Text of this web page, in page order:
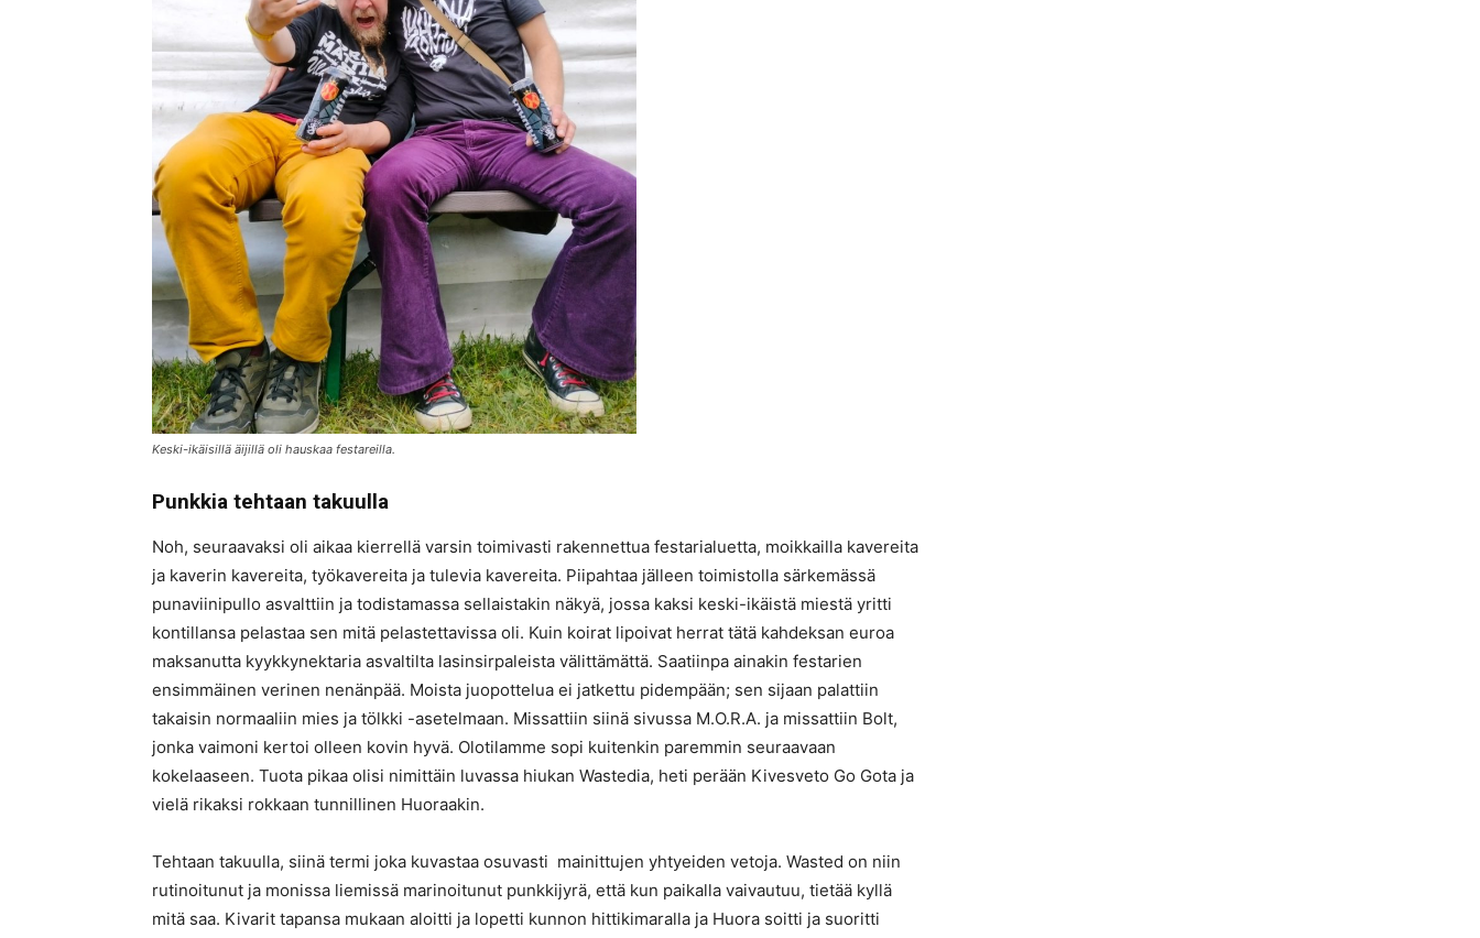
Keski-ikäisillä äijillä oli hauskaa festareilla.
Punkkia tehtaan takuulla
Noh, seuraavaksi oli aikaa kierrellä varsin toimivasti rakennettua festarialuetta, moikkailla kavereita
ja kaverin kavereita, työkavereita ja tulevia kavereita. Piipahtaa jälleen toimistolla särkemässä
punaviinipullo asvalttiin ja todistamassa sellaistakin näkyä, jossa kaksi keski-ikäistä miestä yritti
kontillansa pelastaa sen mitä pelastettavissa oli. Kuin koirat lipoivat herrat tätä kahdeksan euroa
maksanutta kyykkynektaria asvaltilta lasinsirpaleista välittämättä. Saatiinpa ainakin festarien
ensimmäinen verinen nenänpää. Moista juopottelua ei jatkettu pidempään; sen sijaan palattiin
takaisin normaaliin mies ja tölkki -asetelmaan. Missattiin siinä sivussa M.O.R.A. ja missattiin Bolt,
jonka vaimoni kertoi olleen kovin hyvä. Olotilamme sopi kuitenkin paremmin seuraavaan
kokelaaseen. Tuota pikaa olisi nimittäin luvassa hiukan Wastedia, heti perään Kivesveto Go Gota ja
vielä rikaksi rokkaan tunnillinen Huoraakin.
Tehtaan takuulla, siinä termi joka kuvastaa osuvasti mainittujen yhtyeiden vetoja. Wasted on niin
rutinoitunut ja monissa liemissä marinoitunut punkkijyrä, että kun paikalla vaivautuu, tietää kyllä
mitä saa. Kivarit tapansa mukaan aloitti ja lopetti kunnon hittikimaralla ja Huora soitti ja suoritti